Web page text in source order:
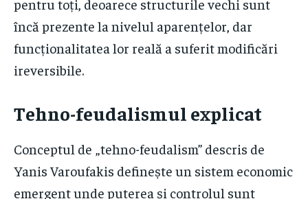
pentru toți, deoarece structurile vechi sunt
încă prezente la nivelul aparențelor, dar
funcționalitatea lor reală a suferit modificări
ireversibile.
Tehno-feudalismul explicat
Conceptul de „tehno-feudalism” descris de
Yanis Varoufakis definește un sistem economic
emergent unde puterea și controlul sunt